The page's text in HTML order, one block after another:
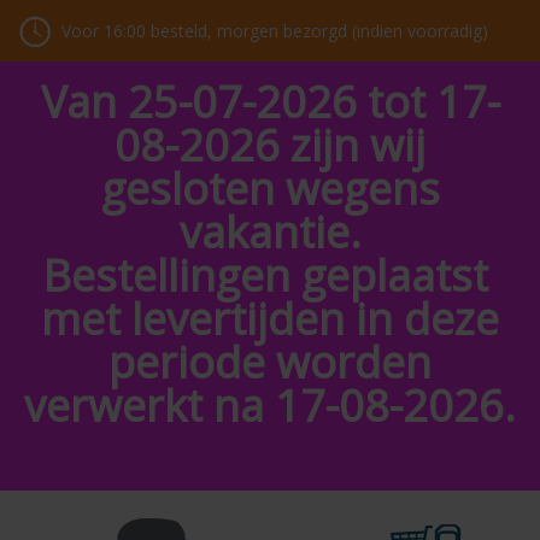
Voor 16:00 besteld, morgen bezorgd (indien voorradig)
Van 25-07-2026 tot 17-
08-2026 zijn wij
gesloten wegens
vakantie.
Bestellingen geplaatst
met levertijden in deze
periode worden
verwerkt na 17-08-2026.